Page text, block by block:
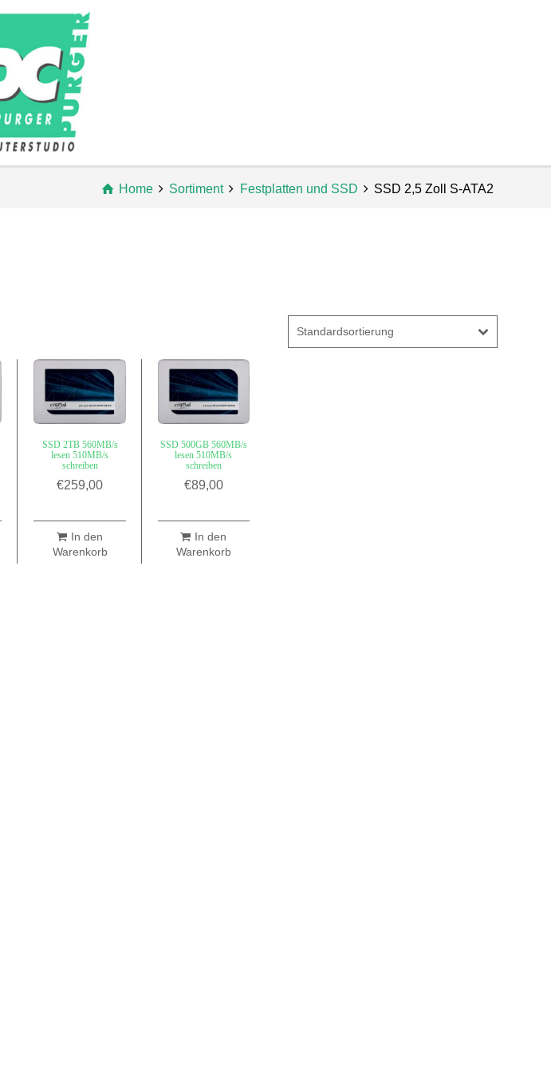
Home Sortiment Festplatten und SSD SSD 2,5 Zoll S-ATA2
Standardsortierung
SSD 2TB 560MB/s
lesen 510MB/s
schreiben
€259,00
In den
Warenkorb
SSD 500GB 560MB/s
lesen 510MB/s
schreiben
€89,00
In den
Warenkorb